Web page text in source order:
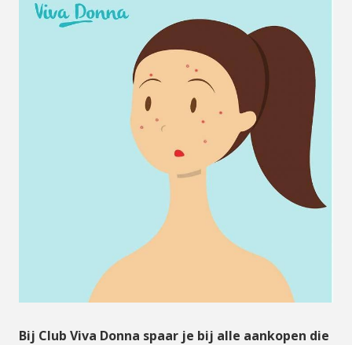
Bij Club Viva Donna spaar je bij alle aankopen die